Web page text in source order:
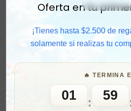
Activar sonido
Oferta en tu
¡Tienes hasta $2.500 de
solamente si realizas tu
🔥 TERMINA
01 : 59